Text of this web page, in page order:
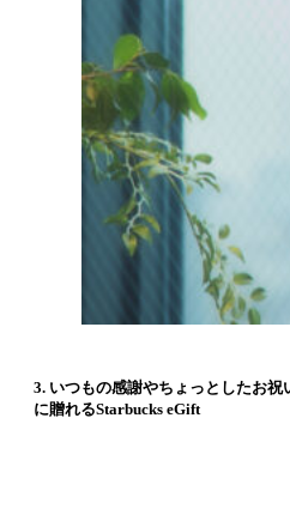
3. いつもの感謝やちょっとしたお
に贈れるStarbucks eGift